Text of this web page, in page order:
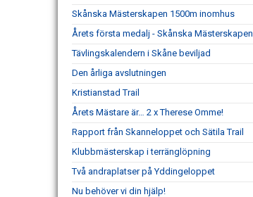
Skånska Mästerskapen 1500m inomhus
Årets första medalj - Skånska Mästerskapen
Tävlingskalendern i Skåne beviljad
Den årliga avslutningen
Kristianstad Trail
Årets Mästare är… 2 x Therese Omme!
Rapport från Skanneloppet och Sätila Trail
Klubbmästerskap i terränglöpning
Två andraplatser på Yddingeloppet
Nu behöver vi din hjälp!